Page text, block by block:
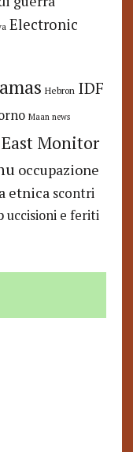
Electronic
Hebron IDF
Maan news
Monitor
occupazione
etnica scontri
uccisioni e feriti